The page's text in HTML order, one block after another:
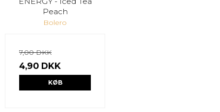
Peach
Bolero
7,00 DKK
4,90 DKK
KØB